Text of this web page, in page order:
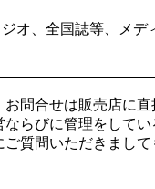
オ、全国誌等、メデ
問合せは販売店に直
らびに管理をして
質問いただきまして